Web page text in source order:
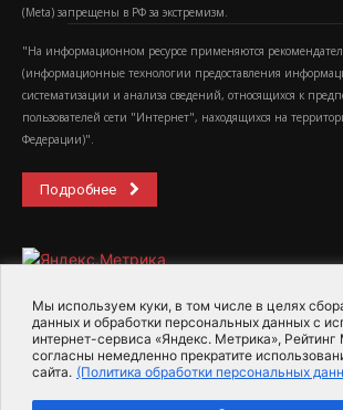
Мы используем куки, в том числе в целях
данных и обработки персональных данных с
интернет-сервиса «Яндекс. Метрика»,
согласны немедленно прекратите
сайта. (Политика обработки персональных
(Metа) запрещены в РФ за экстремизм.
"На информационном ресурсе применяются
(информационные технологии предоставления
систематизации и анализа сведений, относящихся к
пользователей сети "Интернет", находящихся на
Федерации)".
Подробнее
2015-2026- Информационное агентство
Для справки Об издании